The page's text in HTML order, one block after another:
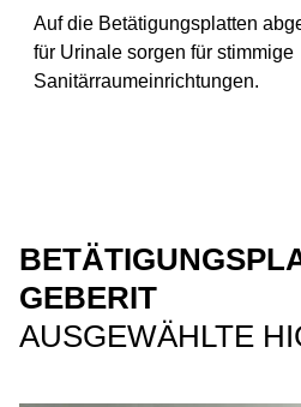
Auf die Betätigungsplatten
für Urinale sorgen für stimmige
Sanitärraumeinrichtungen.
GEBERIT
AUSGEWÄHLTE